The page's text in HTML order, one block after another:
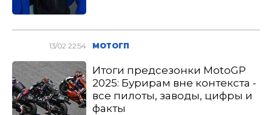
13/02 22:54 МОТОГП
Итоги предсезонки MotoGP
2025: Бурирам вне контекста -
все пилоты, заводы, цифры и
факты